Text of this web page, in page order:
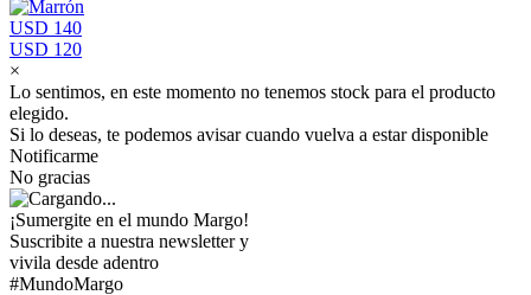
USD 140
USD 120
×
Lo sentimos, en este momento no tenemos stock para el producto
elegido.
Si lo deseas, te podemos avisar cuando vuelva a estar disponible
Notificarme
No gracias
¡Sumergite en el mundo Margo!
Suscribite a nuestra newsletter y
vivila desde adentro
#MundoMargo